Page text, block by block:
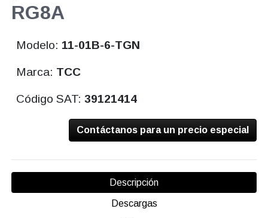
RG8A
Modelo: 11-01B-6-TGN
Marca: TCC
Código SAT:39121414
Contáctanos para un precio especial
Descripción
Descargas